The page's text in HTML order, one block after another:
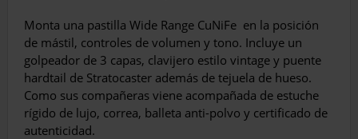
Monta una pastilla Wide Range CuNiFe en la posición
de mástil, controles de volumen y tono. Incluye un
golpeador de 3 capas, clavijero estilo vintage y puente
hardtail de Stratocaster además de tejuela de hueso.
Como sus compañeras viene acompañada de estuche
rígido de lujo, correa, balleta anti-polvo y certificado de
autenticidad.